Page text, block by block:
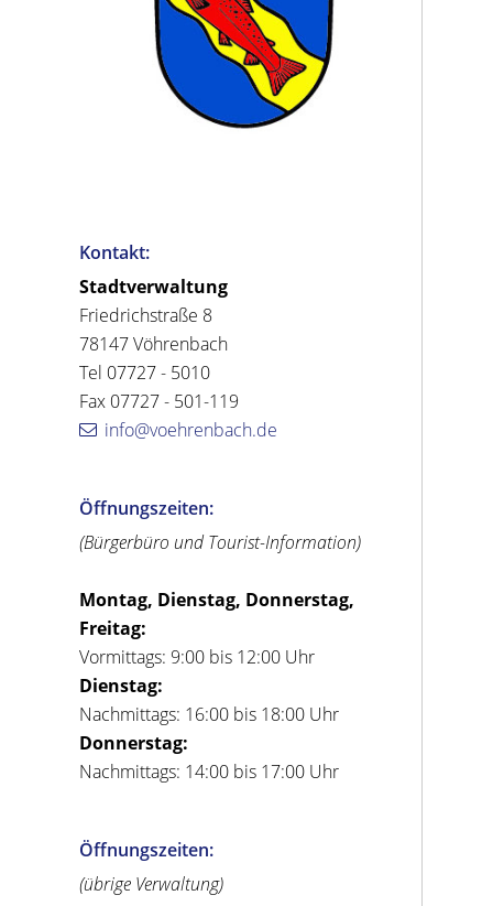
Kontakt:
Stadtverwaltung
Friedrichstraße 8
78147 Vöhrenbach
Tel 07727 - 5010
Fax 07727 - 501-119
info@voehrenbach.de
Öffnungszeiten:
(Bürgerbüro und Tourist-Information)
Montag, Dienstag, Donnerstag,
Freitag:
Vormittags: 9:00 bis 12:00 Uhr
Dienstag:
Nachmittags: 16:00 bis 18:00 Uhr
Donnerstag:
Nachmittags: 14:00 bis 17:00 Uhr
Öffnungszeiten:
(übrige Verwaltung)